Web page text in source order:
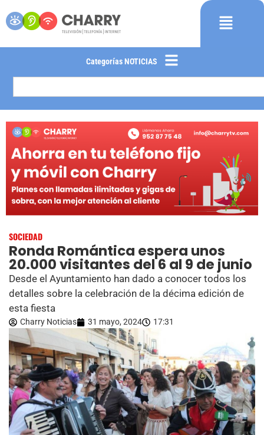
Categorías NOTICIAS
SOCIEDAD
Ronda Romántica espera unos
20.000 visitantes del 6 al 9 de junio
Desde el Ayuntamiento han dado a conocer todos los
detalles sobre la celebración de la décima edición de
esta fiesta
Charry Noticias 31 mayo, 2024 17:31